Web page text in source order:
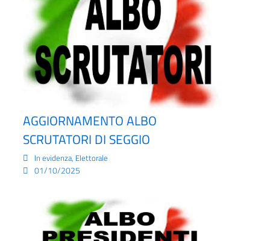
AGGIORNAMENTO ALBO
SCRUTATORI DI SEGGIO
In evidenza, Elettorale
01/10/2025